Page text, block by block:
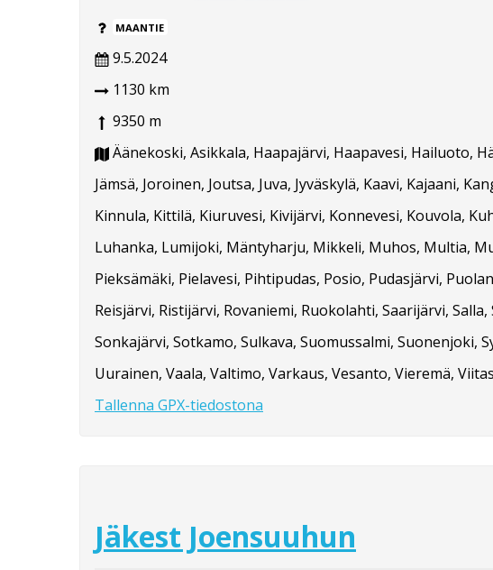
MAANTIE
9.5.2024
1130 km
9350 m
Äänekoski, Asikkala, Haapajärvi, Haapavesi, Hailuoto,
Jämsä, Joroinen, Joutsa, Juva, Jyväskylä, Kaavi, Kajaani,
Kinnula, Kittilä, Kiuruvesi, Kivijärvi, Konnevesi, Kouvola,
Luhanka, Lumijoki, Mäntyharju, Mikkeli, Muhos, Multia,
Pieksämäki, Pielavesi, Pihtipudas, Posio, Pudasjärvi,
Reisjärvi, Ristijärvi, Rovaniemi, Ruokolahti, Saarijärvi,
Sonkajärvi, Sotkamo, Sulkava, Suomussalmi,
Uurainen, Vaala, Valtimo, Varkaus, Vesanto, Vieremä,
Tallenna GPX-tiedostona
Jäkest Joensuuhun